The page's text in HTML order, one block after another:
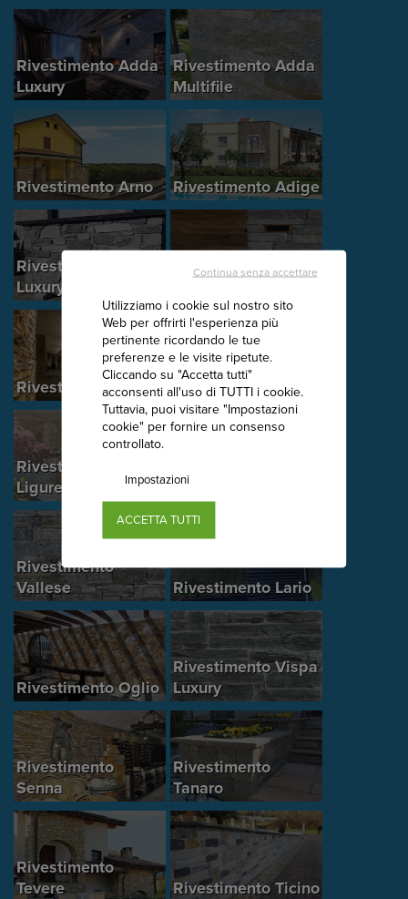
Rivestimento Adda
Luxury
Rivestimento Adda
Multifile
Rivestimento Arno Rivestimento Adige
Rivestimento Alpi
Luxury
Rivestimento Sesia
Rivestimento
Trebbia
Rivestimento
Ligure
Luxury
Rivestimento
Vallese
Rivestimento Lario
Rivestimento Oglio
Rivestimento Vispa
Luxury
Rivestimento
Senna
Rivestimento
Tanaro
Rivestimento
Tevere
Rivestimento Ticino
Continua senza accettare
Utilizziamo i cookie sul nostro sito
Web per offrirti l'esperienza più
pertinente ricordando le tue
preferenze e le visite ripetute.
Cliccando su "Accetta tutti"
acconsenti all'uso di TUTTI i cookie.
Tuttavia, puoi visitare "Impostazioni
cookie" per fornire un consenso
controllato.
Impostazioni
ACCETTA TUTTI